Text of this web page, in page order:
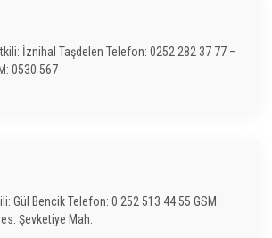
İznihal Taşdelen Telefon: 0252 282 37 77 –
0530 567
Gül Bencik Telefon: 0 252 513 44 55 GSM:
Şevketiye Mah.